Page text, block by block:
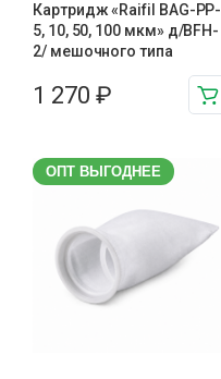
Картридж «Raifil BAG-PP-
5, 10, 50, 100 мкм» д/BFH-
2/ мешочного типа
1 270 ₽
ОПТ ВЫГОДНЕЕ